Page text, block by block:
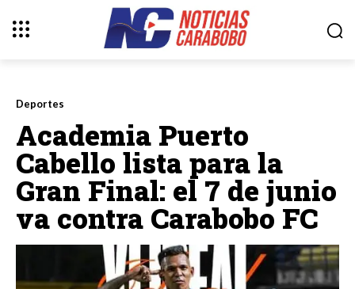
Deportes
Academia Puerto
Cabello lista para la
Gran Final: el 7 de junio
va contra Carabobo FC